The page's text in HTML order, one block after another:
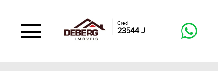
Creci
23544 J